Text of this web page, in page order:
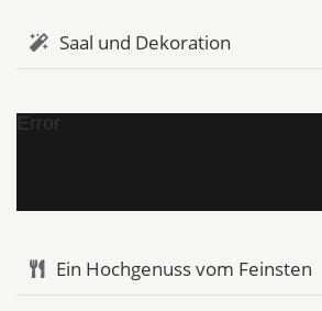
Saal und Dekoration
Error
Ein Hochgenuss vom Feinsten